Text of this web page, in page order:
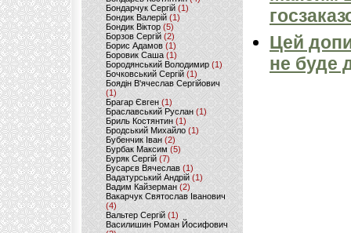
Бондарчук Сергій(1)
Бондик Валерій (1)
Бондик Віктор(5)
Борзов Сергiй (2)
Борис Адамов(1)
Боровик Саша (1)
Бородянський Володимир (1)
Бочковський Сергій (1)
Боядін В'ячеслав Сергійович
(1)
Брагар Євген (1)
Браславський Руслан (1)
Бриль Костянтин (1)
Бродський Михайло (1)
Бубенчик Іван(2)
Бурбак Максим (5)
Буряк Сергій (7)
Бусарєв Вячеслав (1)
Вадатурський Андрій (1)
Вадим Кайзерман (2)
Вакарчук Святослав Іванович
(4)
Вальтер Сергій (1)
Василишин Роман Йосифович
Цей
не буде